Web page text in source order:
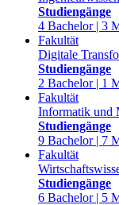
Studiengänge
4 Bachelor | 3
Fakultät
Digitale
Studiengänge
2 Bachelor | 1
Fakultät
Informatik und
Studiengänge
9 Bachelor | 7
Fakultät
Studiengänge
6 Bachelor | 5